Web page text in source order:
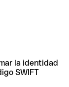
la identidad
SWIFT